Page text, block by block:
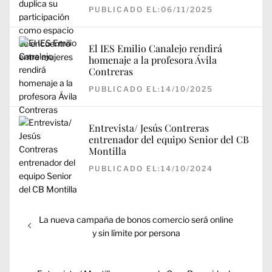
PUBLICADO EL:06/11/2025
El IES Emilio Canalejo rendirá
homenaje a la profesora Ávila
Contreras
PUBLICADO EL:14/10/2025
Entrevista/ Jesús Contreras
entrenador del equipo Senior del CB
Montilla
PUBLICADO EL:14/10/2024
Navegación
de
Entrada
La nueva campaña de bonos comercio será online
y sin límite por persona